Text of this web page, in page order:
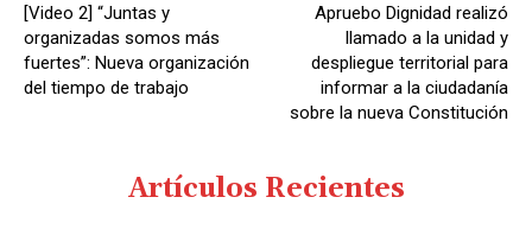
[Video 2] “Juntas y
organizadas somos más
fuertes”: Nueva organización
del tiempo de trabajo
Apruebo Dignidad realizó
llamado a la unidad y
despliegue territorial para
informar a la ciudadanía
sobre la nueva Constitución
Artículos Recientes